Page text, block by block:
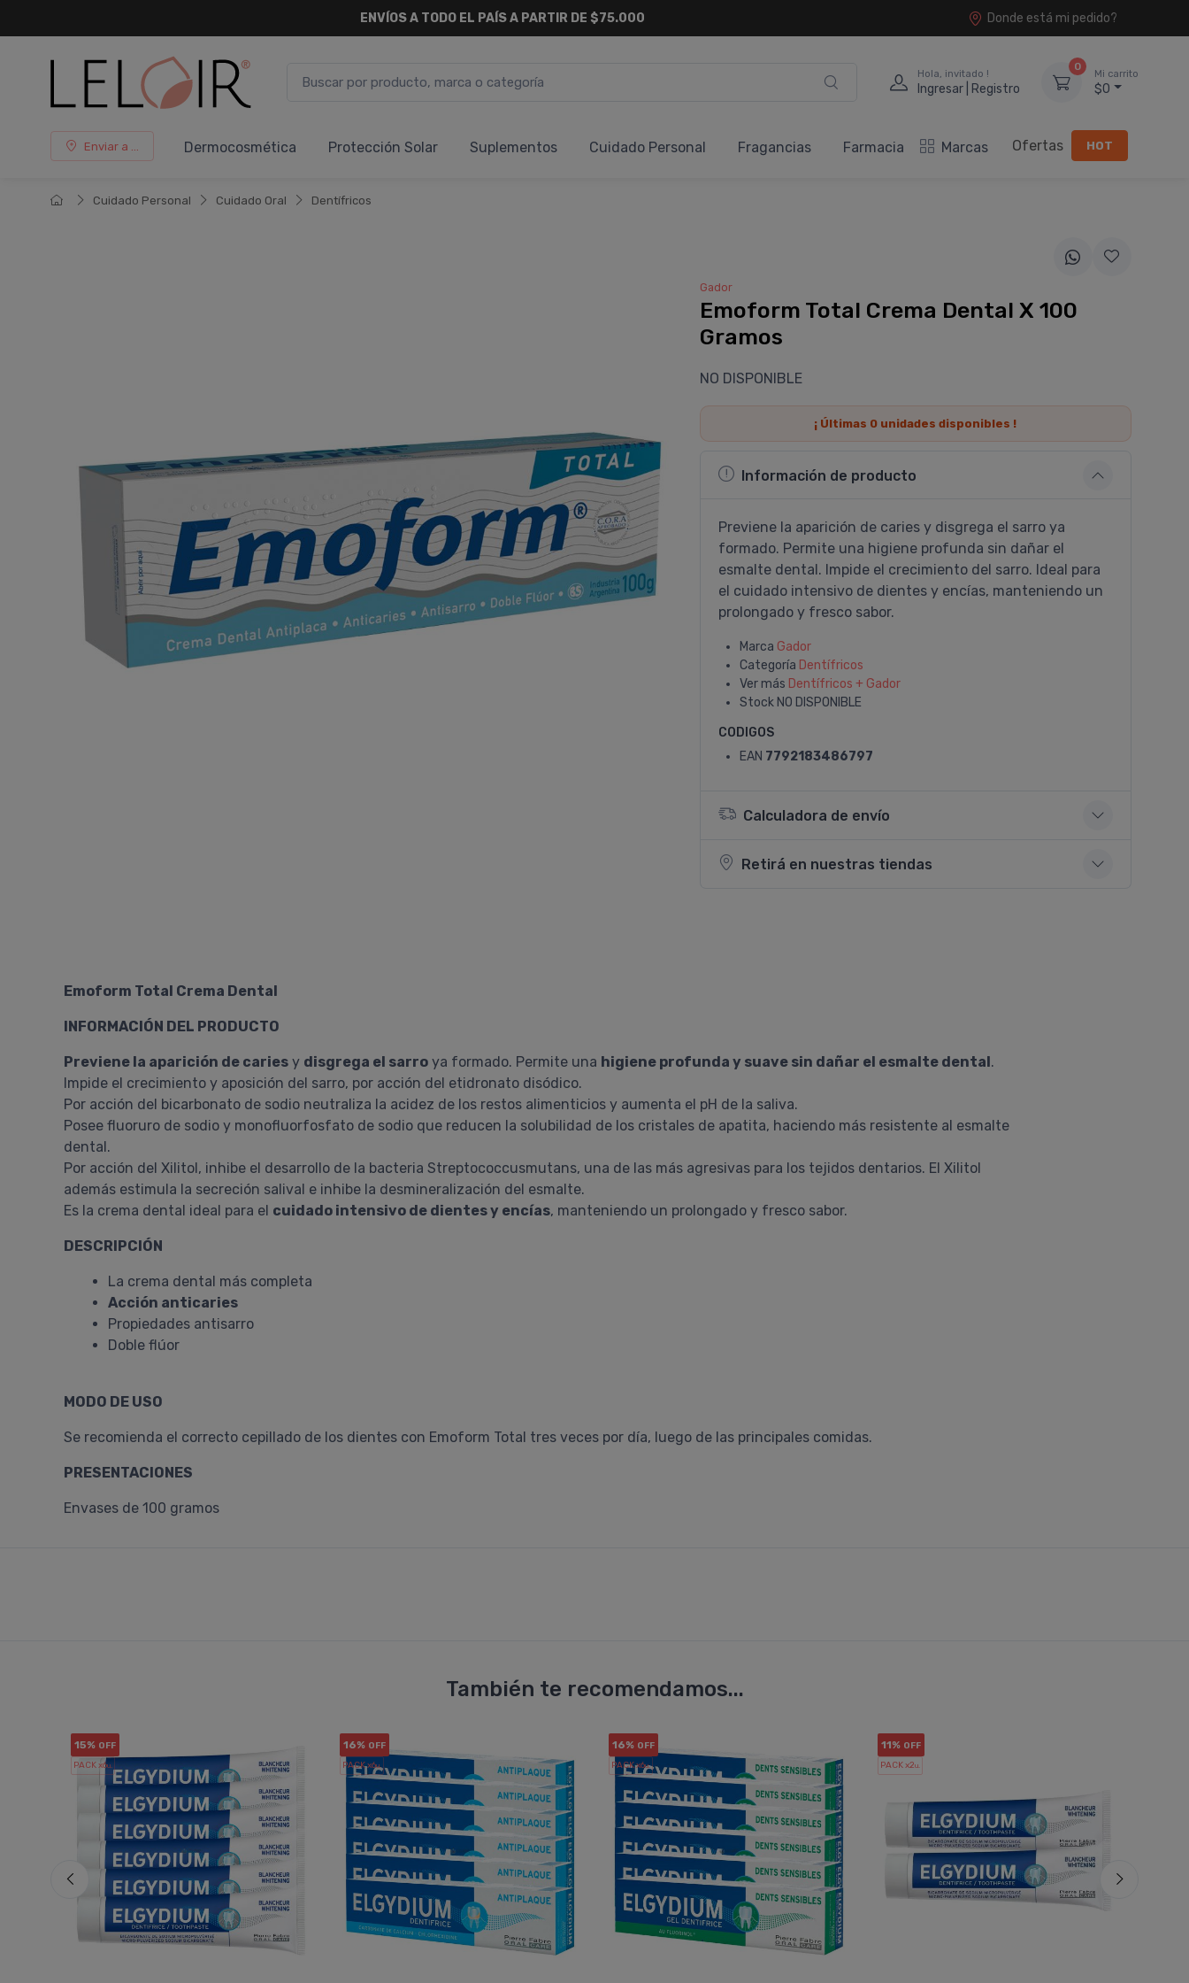
ENVÍOS A TODO EL PAÍS A PARTIR DE $75.000
Donde está mi pedido?
Hola, invitado !
Ingresar | Registro
0
Mi carrito
$0
Enviar a ... Dermocosmética Protección Solar Suplementos Cuidado Personal Fragancias Farmacia Marcas Ofertas HOT
Cuidado Personal Cuidado Oral Dentí­fricos
Gador
Emoform Total Crema Dental X 100
Gramos
NO DISPONIBLE
¡ Últimas 0 unidades disponibles !
Información de producto
Previene la aparición de caries y disgrega el sarro ya
formado. Permite una higiene profunda sin dañar el
esmalte dental. Impide el crecimiento del sarro. Ideal para
el cuidado intensivo de dientes y encías, manteniendo un
prolongado y fresco sabor.
Marca Gador
Categoría Dentí­fricos
Ver más Dentí­fricos + Gador
Stock NO DISPONIBLE
CODIGOS
EAN 7792183486797
Calculadora de envío
Retirá en nuestras tiendas
Emoform Total Crema Dental
INFORMACIÓN DEL PRODUCTO
Previene la aparición de caries y disgrega el sarro ya formado. Permite una higiene profunda y suave sin dañar el esmalte dental.
Impide el crecimiento y aposición del sarro, por acción del etidronato disódico.
Por acción del bicarbonato de sodio neutraliza la acidez de los restos alimenticios y aumenta el pH de la saliva.
Posee fluoruro de sodio y monofluorfosfato de sodio que reducen la solubilidad de los cristales de apatita, haciendo más resistente al esmalte
dental.
Por acción del Xilitol, inhibe el desarrollo de la bacteria Streptococcusmutans, una de las más agresivas para los tejidos dentarios. El Xilitol
además estimula la secreción salival e inhibe la desmineralización del esmalte.
Es la crema dental ideal para el cuidado intensivo de dientes y encías, manteniendo un prolongado y fresco sabor.
DESCRIPCIÓN
La crema dental más completa
Acción anticaries
Propiedades antisarro
Doble flúor
MODO DE USO
Se recomienda el correcto cepillado de los dientes con Emoform Total tres veces por día, luego de las principales comidas.
PRESENTACIONES
Envases de 100 gramos
También te recomendamos...
15% OFF
PACK x6u.
16% OFF
PACK x6u.
16% OFF
PACK x6u.
11% OFF
PACK x2u.